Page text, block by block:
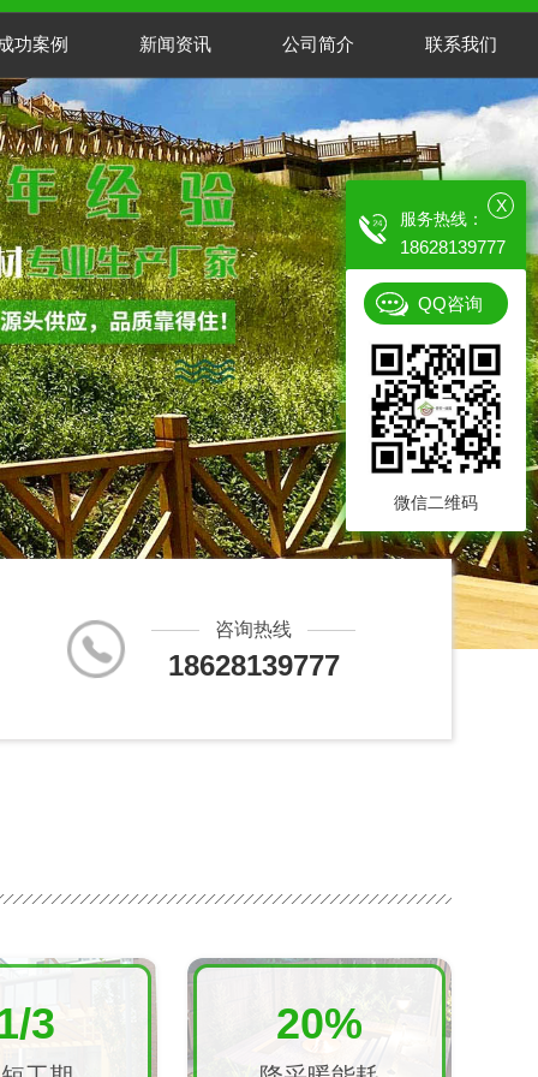
功案例 新闻资讯 公司简介 联系我们
咨询热线
18628139777
3 20%
X
服务热线：
18628139777
QQ咨询
微信二维码